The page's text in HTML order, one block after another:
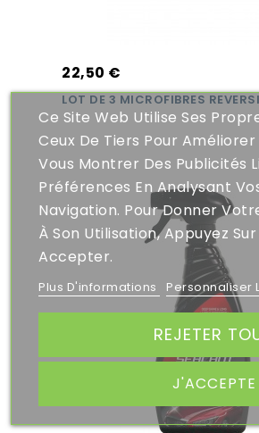
22,50 €
LOT DE 3 MICROFIBRES
Ce Site Web Utilise Ses
Ceux De Tiers Pour Améliorer
Vous Montrer Des Publicités
Préférences En Analysant
Navigation. Pour Donner
À Son Utilisation, Appuyez
Accepter.
Plus D'informations Personnaliser
REJETER
J'ACCEPTE